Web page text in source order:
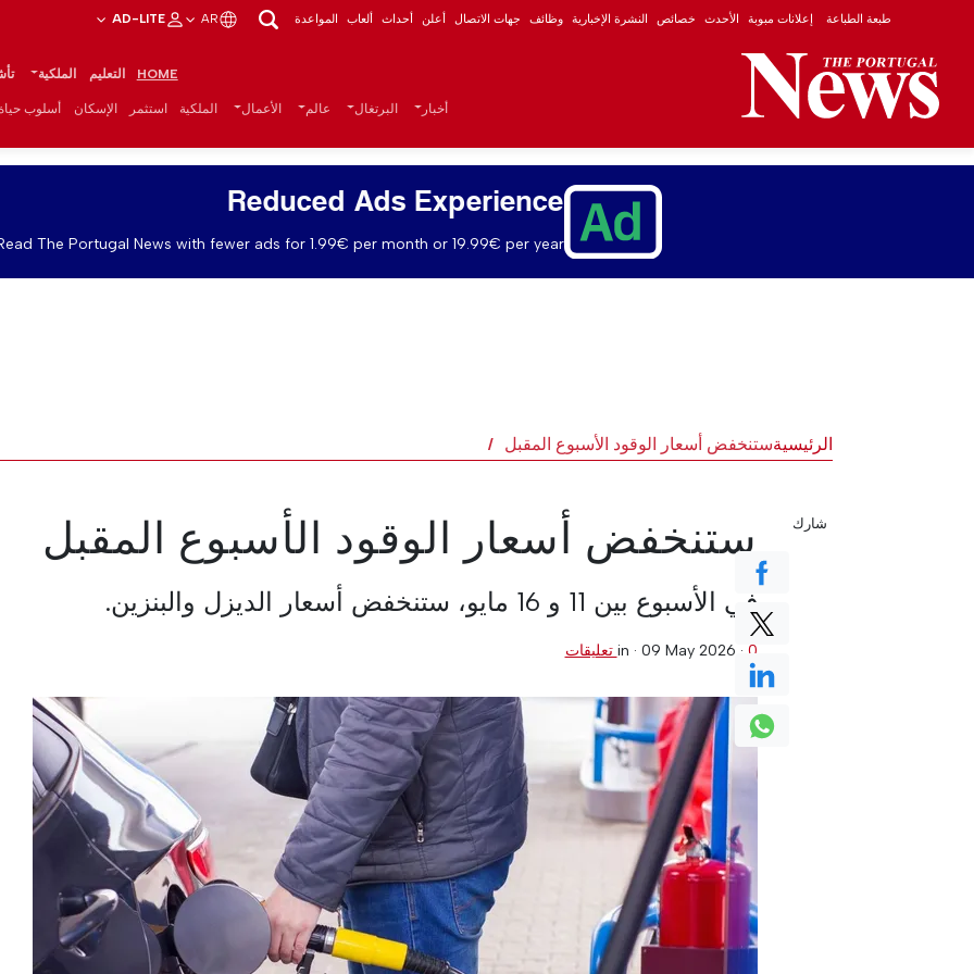
طبعة الطباعة إعلانات مبوبة الأحدث خصائص النشرة الإخبارية وظائف جهات الاتصال أعلن أحداث ألعاب المواعدة AR
AD-LITE
HOME التعليم الملكية
أخبار البرتغال عالم الأعمال الملكية استثمر الإسكان أسلوب
Reduced Ads Experience
The Portugal News with fewer ads for 1.99€ per month or 19.99€ per year.
الرئيسيةستنخفض أسعار الوقود الأسبوع المقبل
ستنخفض أسعار الوقود الأسبوع المقبل
في الأسبوع بين 11 و 16 مايو، ستنخفض أسعار الديزل والبنزين.
in · 09 May 2026 · 0 تعليقات
شارك